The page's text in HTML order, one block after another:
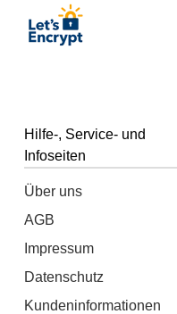
Hilfe-, Service- und
Infoseiten
Über uns
AGB
Impressum
Datenschutz
Kundeninformationen